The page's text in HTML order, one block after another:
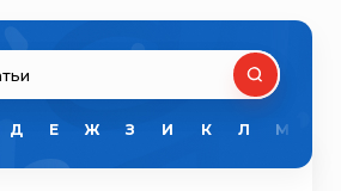
Д Е Ж З И К Л М